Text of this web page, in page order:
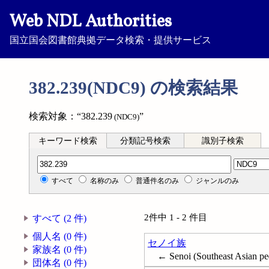
Web NDL Authorities
国立国会図書館典拠データ検索・提供サービス
382.239(NDC9) の検索結果
検索対象：“382.239 (NDC9)”
キーワード検索 分類記号検索 識別子検索
分類記号検索
すべて 名称のみ 普通件名のみ ジャンルのみ
すべて (2 件)
個人名 (0 件)
家族名 (0 件)
団体名 (0 件)
2件中 1 - 2 件目
セノイ族
← Senoi (Southeast Asian